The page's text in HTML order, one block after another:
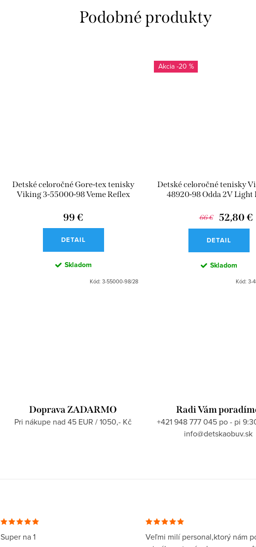
Detské celoročné Gore-tex tenisky
Viking 3-55000-98 Veme Reflex
99 €
DETAIL
Skladom
Kód: 3-55000-98/28
-20 %
Detské celoročné tenisky
48920-98 Odda 2V Light
66 € 52,80 €
DETAIL
Skladom
Kód: 3-
Doprava ZADARMO
Pri nákupe nad 45 EUR / 1050,- Kč
Radi Vám
+421 948 777 045 po - pi
info@detskaobuv.sk
Super na 1
Veľmi milí personal,ktorý nám